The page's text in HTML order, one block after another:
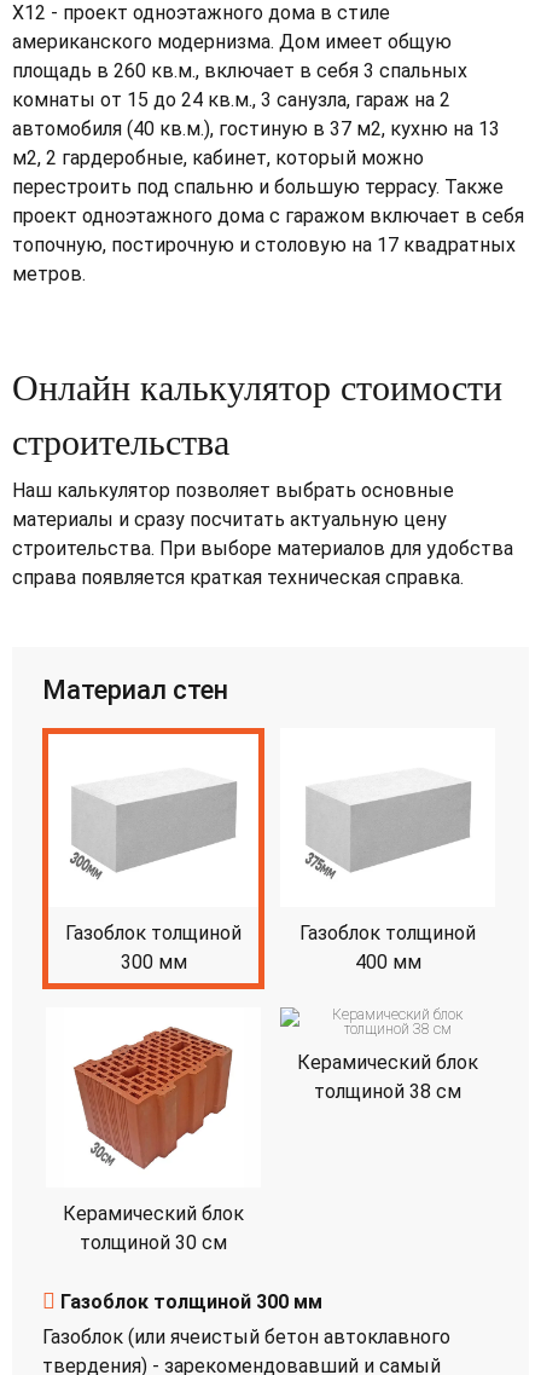
Х12 - проект одноэтажного дома в стиле
американского модернизма. Дом имеет общую
площадь в 260 кв.м., включает в себя 3 спальных
комнаты от 15 до 24 кв.м., 3 санузла, гараж на 2
автомобиля (40 кв.м.), гостиную в 37 м2, кухню на 13
м2, 2 гардеробные, кабинет, который можно
перестроить под спальню и большую террасу. Также
проект одноэтажного дома с гаражом включает в себя
топочную, постирочную и столовую на 17 квадратных
метров.
Онлайн калькулятор стоимости
строительства
Наш калькулятор позволяет выбрать основные
материалы и сразу посчитать актуальную цену
строительства. При выборе материалов для удобства
справа появляется краткая техническая справка.
Материал стен
Газоблок толщиной
300 мм
Газоблок толщиной
400 мм
Керамический блок
толщиной 30 см
Керамический блок
толщиной 38 см
Газоблок толщиной 300 мм
Газоблок (или ячеистый бетон автоклавного
твердения) - зарекомендовавший и самый